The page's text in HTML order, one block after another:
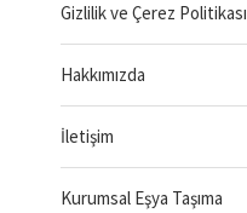
Gizlilik ve Çerez Politikası
Hakkımızda
İletişim
Kurumsal Eşya Taşıma